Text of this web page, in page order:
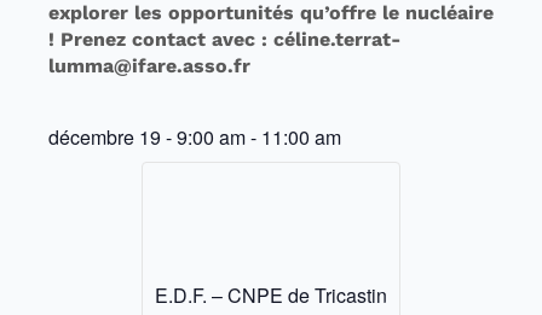
explorer les opportunités qu’offre le nucléaire
! Prenez contact avec : céline.terrat-
lumma@ifare.asso.fr
décembre 19 -9:00 am- 11:00 am
E.D.F. – CNPE de Tricastin